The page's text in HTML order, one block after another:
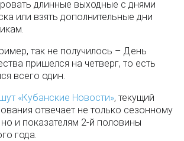
длинные выходные с днями
или взять дополнительные дни
так не получилось – День
пришелся на четверг, то есть
всего один.
«Кубанские Новости», текущий
отвечает не только сезонному
и показателям 2-й половины
года.